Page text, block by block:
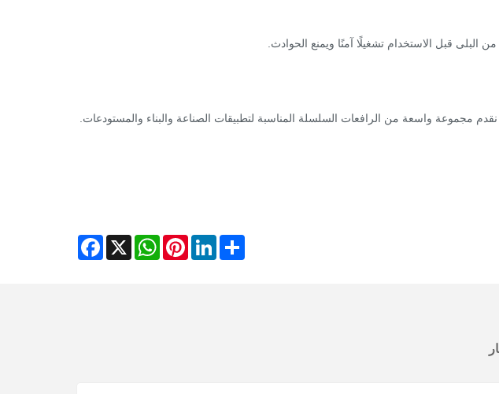
قبل الاستخدام تشغيلًا آمنًا ويمنع الحوادث.
مجموعة واسعة من الرافعات السلسلة المناسبة لتطبيقات الصناعة والبناء والمستودعات.
Facebook X
WhatsAppPinterestLinkedInShare